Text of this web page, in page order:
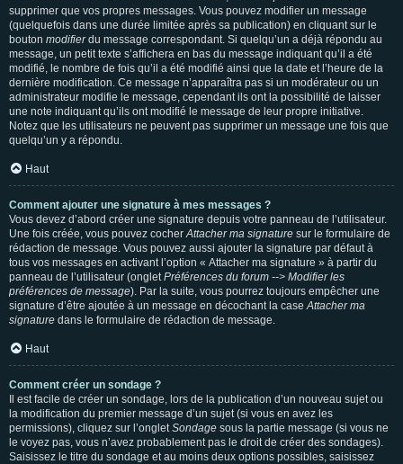
supprimer que vos propres messages. Vous pouvez modifier un message
(quelquefois dans une durée limitée après sa publication) en cliquant sur le
bouton modifierdu message correspondant. Si quelqu’un a déjà répondu au
message, un petit texte s’affichera en bas du message indiquant qu’il a été
modifié, le nombre de fois qu’il a été modifié ainsi que la date et l’heure de la
dernière modification. Ce message n’apparaîtra pas si un modérateur ou un
administrateur modifie le message, cependant ils ont la possibilité de laisser
une note indiquant qu’ils ont modifié le message de leur propre initiative.
Notez que les utilisateurs ne peuvent pas supprimer un message une fois que
quelqu’un y a répondu.
Haut
Comment ajouter une signature à mes messages ?
Vous devez d’abord créer une signature depuis votre panneau de l’utilisateur.
Une fois créée, vous pouvez cocherAttacher ma signature sur le formulaire de
rédaction de message. Vous pouvez aussi ajouter la signature par défaut à
tous vos messages en activant l’option « Attacher ma signature » à partir du
panneau de l’utilisateur (ongletPréférences du forum --> Modifier les
préférences de message). Par la suite, vous pourrez toujours empêcher une
signature d’être ajoutée à un message en décochant la caseAttacher ma
signature dans le formulaire de rédaction de message.
Haut
Comment créer un sondage ?
Il est facile de créer un sondage, lors de la publication d’un nouveau sujet ou
la modification du premier message d’un sujet (si vous en avez les
permissions), cliquez sur l’ongletSondage sous la partie message (si vous ne
le voyez pas, vous n’avez probablement pas le droit de créer des sondages).
Saisissez le titre du sondage et au moins deux options possibles, saisissez